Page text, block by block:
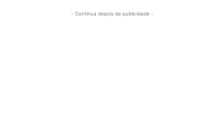
- Continua depois da publicidade -